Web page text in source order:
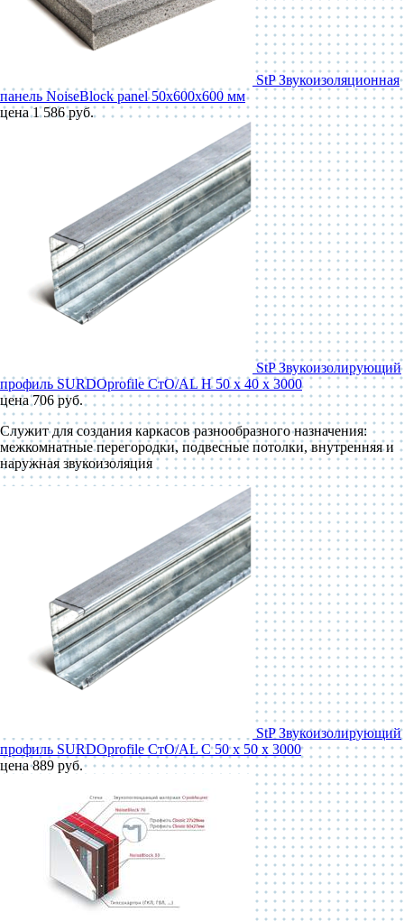
StP Звукоизоляционная
панель NoiseBlock panel 50x600x600 мм
цена 1 586 руб.
StP Звукоизолирующий
профиль SURDOprofile СтО/AL Н 50 x 40 x 3000
цена 706 руб.
Служит для создания каркасов разнообразного назначения:
межкомнатные перегородки, подвесные потолки, внутренняя и
наружная звукоизоляция
StP Звукоизолирующий
профиль SURDOprofile СтО/AL С 50 x 50 x 3000
цена 889 руб.